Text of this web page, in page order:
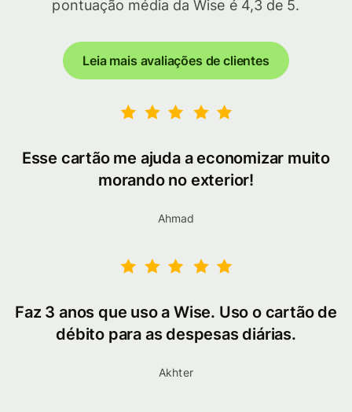
pontuação média da Wise é 4,3 de 5.
Leia mais avaliações de clientes
Esse cartão me ajuda a economizar muito
morando no exterior!
Ahmad
Faz 3 anos que uso a Wise. Uso o cartão de
débito para as despesas diárias.
Akhter